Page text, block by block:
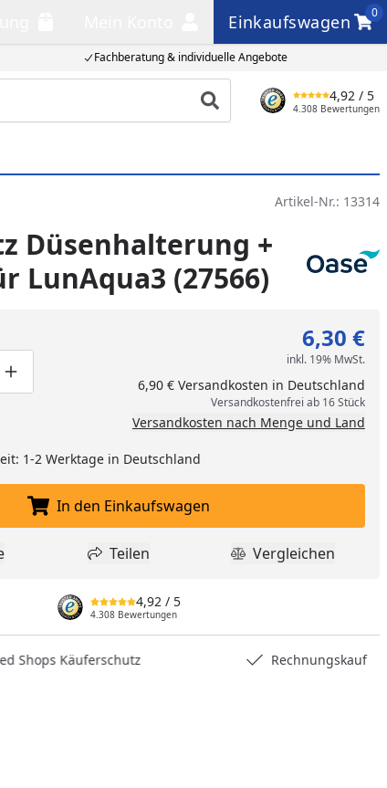
Fachberatung & individuelle Angebote
Einkaufswagen
0
Einkaufswagen
Produkt suchen
4,92 / 5
4.308 Bewertungen
Artikel-Nr.: 13314
Düsenhalterung +
LunAqua3 (27566)
eins verringern
manuell eingeben
Produktmenge um eins erhöhen
6,30 €
inkl. 19% MwSt.
6,90 € Versandkosten in Deutschland
Versandkostenfrei ab 16 Stück
Versandkosten nach Menge und Land
1-2 Werktage in Deutschland
In den Einkaufswagen legen
In den Einkaufswagen
zur Wunschliste hinzufügen
Teilen
Teilen Produkt
Vergleichen
4,92 / 5
4.308 Bewertungen
Käuferschutz Rechnungskauf